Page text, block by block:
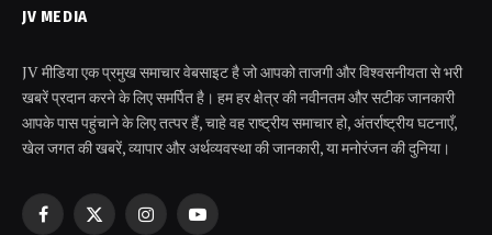
JV MEDIA
JV मीडिया एक प्रमुख समाचार वेबसाइट है जो आपको ताजगी और विश्वसनीयता से भरी
खबरें प्रदान करने के लिए समर्पित है। हम हर क्षेत्र की नवीनतम और सटीक जानकारी
आपके पास पहुंचाने के लिए तत्पर हैं, चाहे वह राष्ट्रीय समाचार हो, अंतर्राष्ट्रीय घटनाएँ,
खेल जगत की खबरें, व्यापार और अर्थव्यवस्था की जानकारी, या मनोरंजन की दुनिया।
Facebook
X
InstagramYouTube